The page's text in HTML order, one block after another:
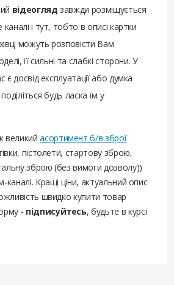
відеогляд завжди розміщується
і тут, тобто в описі картки
можуть розповісти Вам
її сильні та слабкі сторони. У
досвід експлуатації або думка
будь ласка їм у
великийасортимент б/в зброї
пістолети, стартову зброю,
зброю (без вимоги дозволу))
Кращі ціни, актуальний опис
швидко купити товар
- підписуйтесь, будьте в курсі